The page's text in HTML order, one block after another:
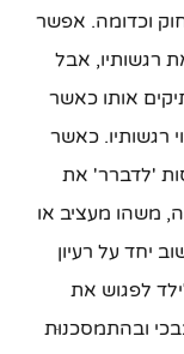
וכדומה. אפשר
רגשותיו, אבל
אותו כאשר
רגשותיו. כאשר
'לדברר' את
משהו מעציב או
יחד על רעיון
לפגוש את
ובהתמסכנוּת